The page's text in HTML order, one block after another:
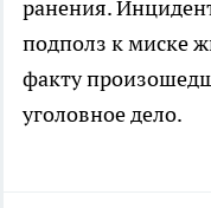
ранения.
подполз к миске
факту
уголовное дело.